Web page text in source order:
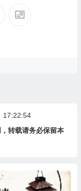
17:22:54
转载请务必保留本